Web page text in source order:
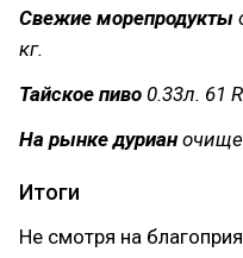
Свежие морепродукты
кг.
Тайское пиво 0.33л. 61
На рынке дуриан
Итоги
Не смотря на